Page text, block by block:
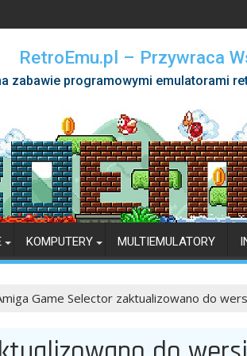
RetroEmu.pl – Przywraca
zabawie programowymi emulatorami
KOMPUTERY MULTIEMULATORY
Game Selector zaktualizowano do